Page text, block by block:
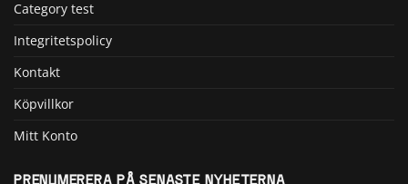
Category test
Integritetspolicy
Kontakt
Köpvillkor
Mitt Konto